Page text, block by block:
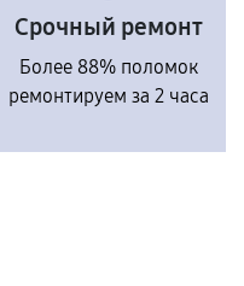
Срочный ремонт
Более 88% поломок
ремонтируем за 2 часа